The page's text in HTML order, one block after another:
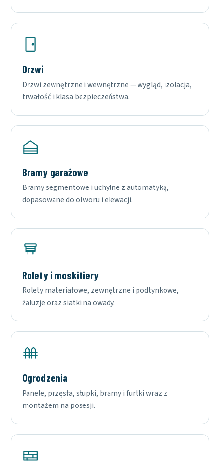
Drzwi
Drzwi zewnętrzne i wewnętrzne — wygląd, izolacja,
trwałość i klasa bezpieczeństwa.
Bramy garażowe
Bramy segmentowe i uchylne z automatyką,
dopasowane do otworu i elewacji.
Rolety i moskitiery
Rolety materiałowe, zewnętrzne i podtynkowe,
żaluzje oraz siatki na owady.
Ogrodzenia
Panele, przęsła, słupki, bramy i furtki wraz z
montażem na posesji.